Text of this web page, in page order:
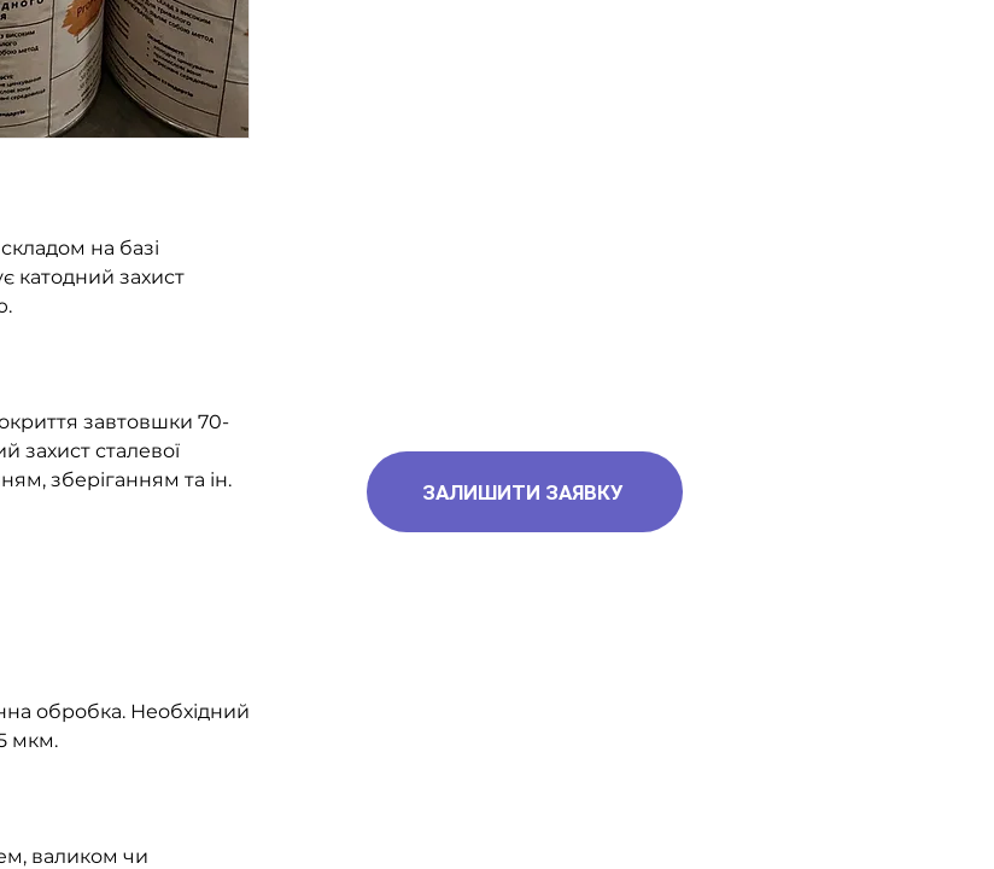
на базі
катодний захист
завтовшки 70-
захист сталевої
зберіганням та ін.
обробка. Необхідний
мкм.
валиком чи
ЗАЛИШИТИ ЗАЯВКУ